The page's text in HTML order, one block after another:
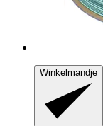
Winkelmandje